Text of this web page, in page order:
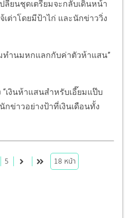
ลี่ยนชุดเตรียมจะกลับเดินหน้า
เต่าโดยมีป้าไก่ และนักข่าววิ่ง
ทำนมหกแลกกับค่าตัวห้าแสน”
เงินห้าแสนสำหรับเอี๊ยมแป๊บ
กข่าวอย่างป้าที่เงินเดือนทั้ง
5 18 หน้า